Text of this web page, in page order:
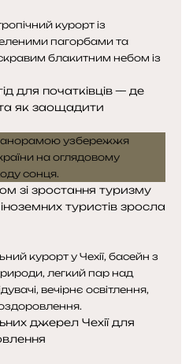
для початківців — де
як заощадити
зі зростання туризму
туристів зросла
джерел Чехії для